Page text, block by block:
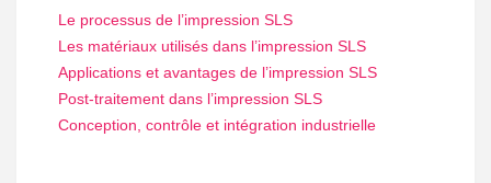
Le processus de l’impression SLS
Les matériaux utilisés dans l’impression SLS
Applications et avantages de l’impression SLS
Post-traitement dans l’impression SLS
Conception, contrôle et intégration industrielle